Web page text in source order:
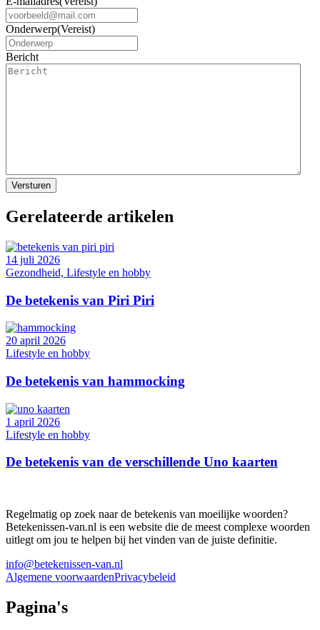
Onderwerp(Vereist)
Bericht
Gerelateerde artikelen
14 juli 2026
Gezondheid, Lifestyle en hobby
De betekenis van Piri Piri
20 april 2026
Lifestyle en hobby
De betekenis van hammocking
1 april 2026
Lifestyle en hobby
De betekenis van de verschillende Uno kaarten
Regelmatig op zoek naar de betekenis van moeilijke woorden?
Betekenissen-van.nl is een website die de meest complexe woorden
uitlegt om jou te helpen bij het vinden van de juiste definitie.
info@betekenissen-van.nl
Algemene voorwaardenPrivacybeleid
Pagina's